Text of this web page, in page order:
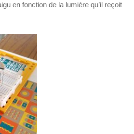
en fonction de la lumière qu’il reçoit